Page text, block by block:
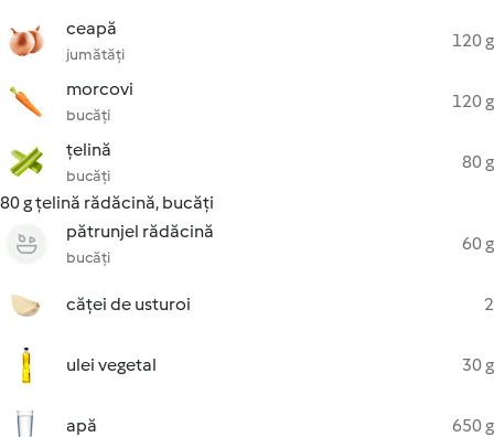
ceapă
jumătăți
120 g
morcovi
bucăți
120 g
țelină
bucăți
80 g
80 g țelină rădăcină, bucăți
pătrunjel rădăcină
bucăți
60 g
căței de usturoi 2
ulei vegetal 30 g
apă 650 g